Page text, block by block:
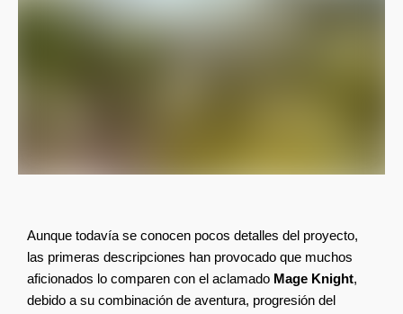
Aunque todavía se conocen pocos detalles del proyecto,
las primeras descripciones han provocado que muchos
aficionados lo comparen con el aclamado Mage Knight,
debido a su combinación de aventura, progresión del